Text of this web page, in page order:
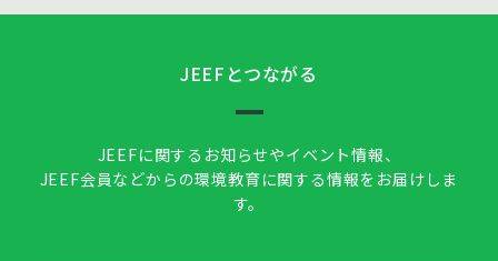
JEEFとつながる
JEEFに関するお知らせやイベント情報、
JEEF会員などからの環境教育に関する情報をお届けしま
す。